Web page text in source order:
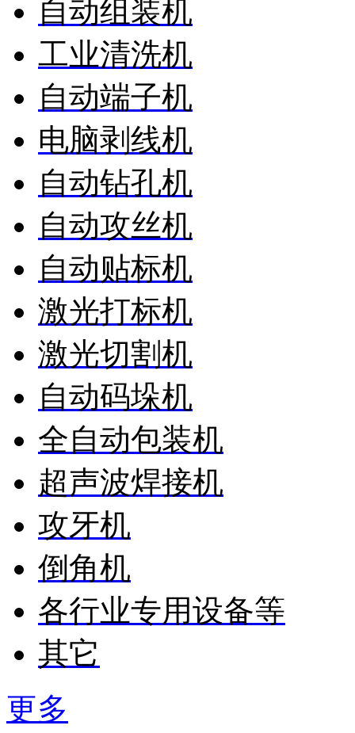
自动组装机
工业清洗机
自动端子机
电脑剥线机
自动钻孔机
自动攻丝机
自动贴标机
激光打标机
激光切割机
自动码垛机
全自动包装机
超声波焊接机
攻牙机
倒角机
各行业专用设备等
其它
更多